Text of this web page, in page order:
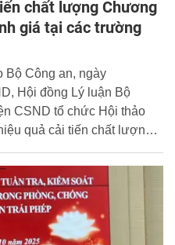
chất lượng Chương
giá tại các trường
Công an, ngày
Hội đồng Lý luận Bộ
CSND tổ chức Hội thảo
quả cải tiến chất lượng
Nguyễn Đăng Sáu, Phó
trì Hội thảo.